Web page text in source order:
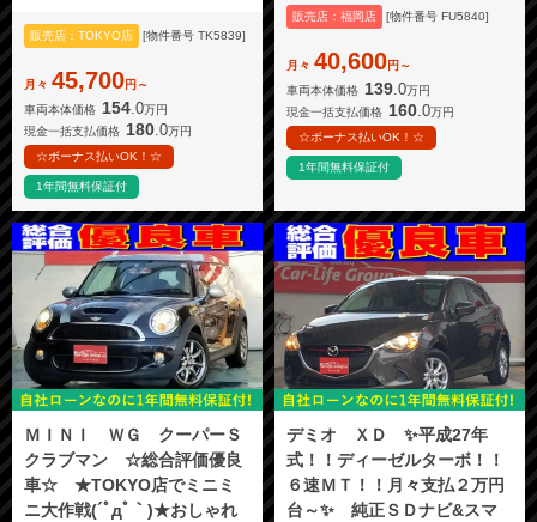
販売店：TOKYO店 [物件番号 TK5839]
月々 45,700円～
車両本体価格 154 .0万円
現金一括支払価格 180.0万円
☆ボーナス払いOK！☆
1年間無料保証付
販売店：福岡店 [物件番号 FU5840]
月々 40,600円～
車両本体価格 139 .0万円
現金一括支払価格 160.0万円
☆ボーナス払いOK！☆
1年間無料保証付
ＭＩＮＩ ＷＧ クーパーＳ
クラブマン ☆総合評価優良
車☆ ★TOKYO店でミニミ
ニ大作戦(´ﾟдﾟ｀)★おしゃれ
デミオ ＸＤ ✨平成27年
式！！ディーゼルターボ！！
６速ＭＴ！！月々支払２万円
台～✨ 純正ＳＤナビ&スマ